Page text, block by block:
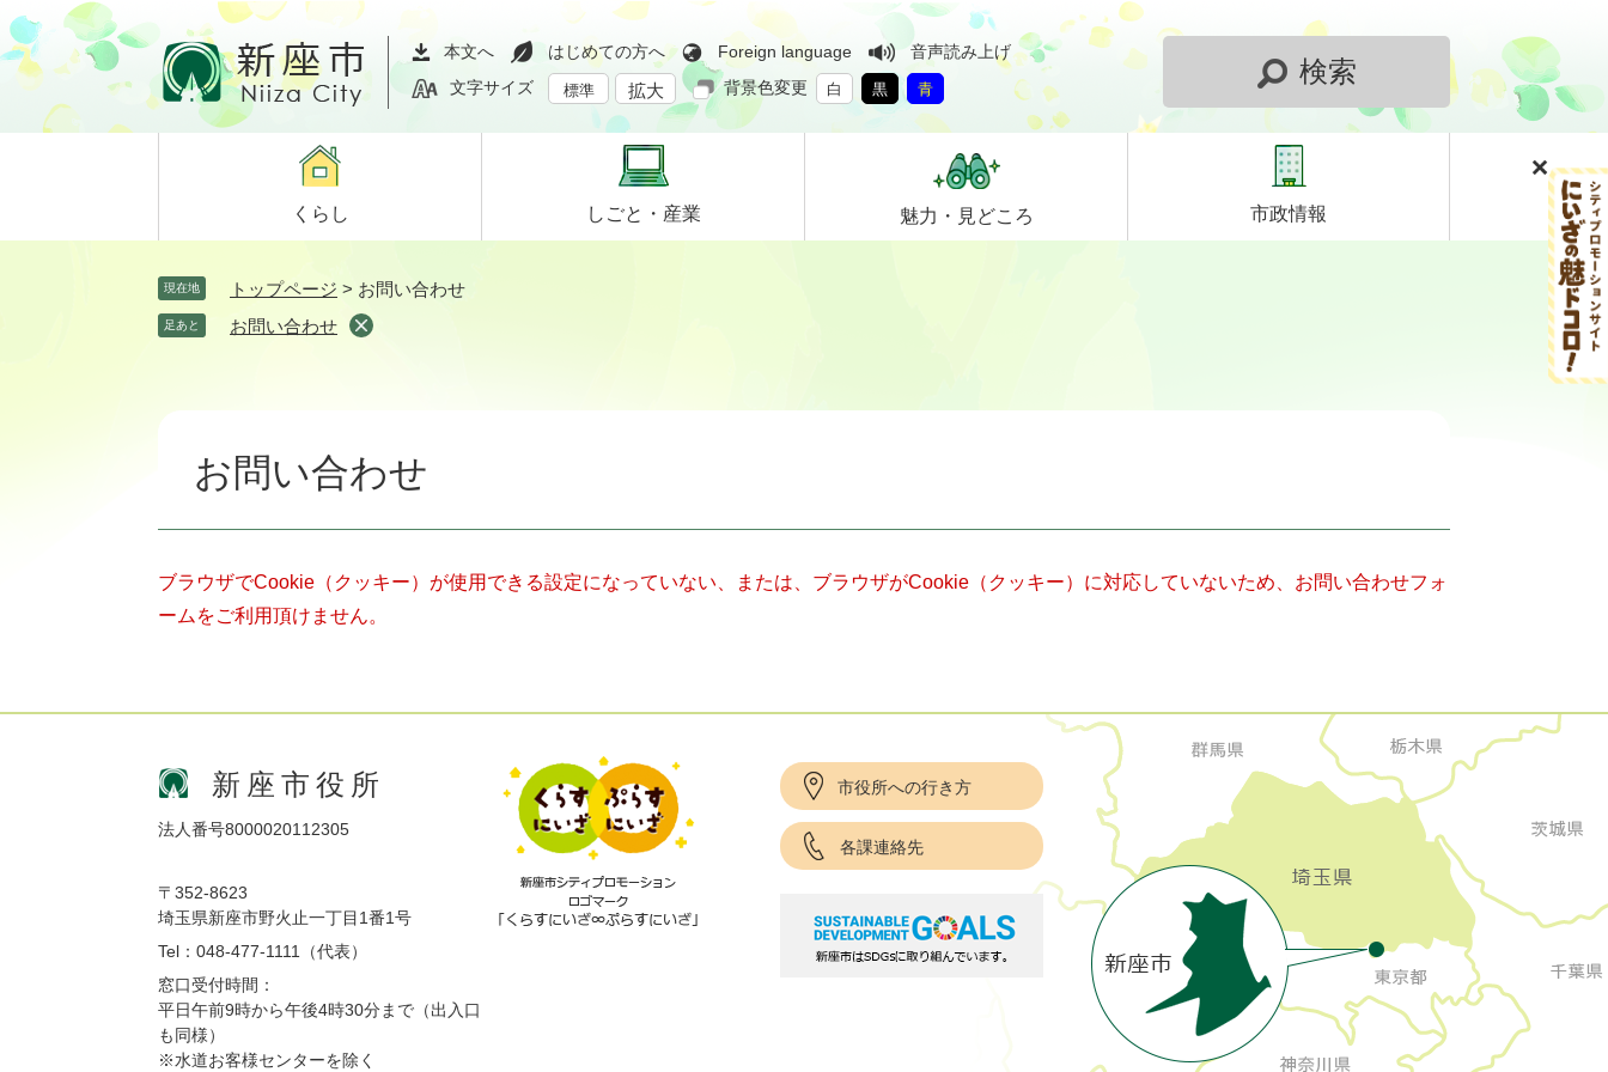
ペ
ー
ジ
メ
ニ
ュ
て
本文へ はじめての方へ Foreign language
音声読み上げ
文字サイズ
標準 拡大 背景色変更 白 黒 青
検索
くらし しごと・ 産業 魅力・ 見どころ 市政情報
現在地 トップページ > お問い合わせ
足あと お問い合わせ
お問い合わせ
ブラウザでCookie（クッキー）が使用できる設定になっていない、または、ブラウザがCookie（クッキー）に対応していないため、お問い合わせフォ
ームをご利用頂けません。
新座市役所
法人番号8000020112305
〒352-8623
埼玉県新座市野火止一丁目1番1号
Tel：048-477-1111（代表）
窓口受付時間：
平日午前9時から午後4時30分まで（出入口
も同様）
※水道お客様センターを除く
市役所への行き方
各課連絡先